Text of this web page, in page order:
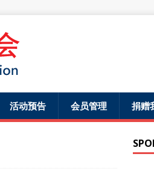
活动预告 会员管理 捐赠